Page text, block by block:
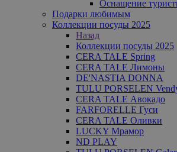
Оснащение
Подарки любимым
Коллекции посуды 2025
Назад
Коллекции посуды 2025
CERA TALE Spring
CERA TALE Лимоны
DE'NASTIA DONNA
TULU PORSELEN
CERA TALE Авокадо
FARFORELLE Гуси
CERA TALE Оливки
LUCKY Мрамор
ND PLAY